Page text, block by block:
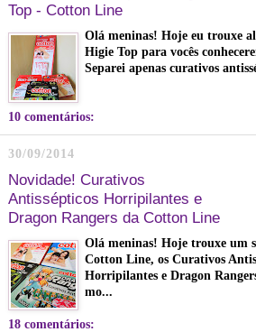
Top - Cotton Line
Olá meninas! Hoje eu trouxe
Higie Top para vocês
Separei apenas curativos
10 comentários:
30/09/2014
Novidade! Curativos
Antissépticos Horripilantes e
Dragon Rangers da Cotton Line
Olá meninas! Hoje trouxe um
Cotton Line, os Curativos
Horripilantes e Dragon
mo...
18 comentários: